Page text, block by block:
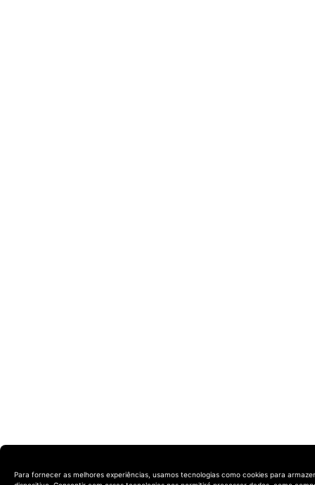
Para fornecer as melhores experiências, usamos tecnologias como cookies para